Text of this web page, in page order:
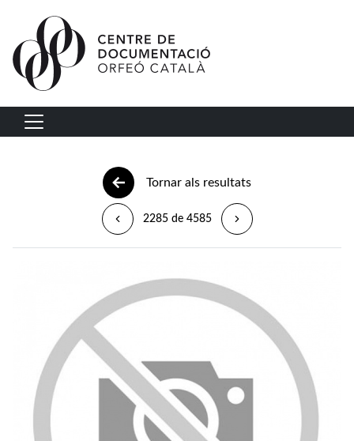
Vés al contingut
Navegació principal
Tornar als resultats
2285 de 4585